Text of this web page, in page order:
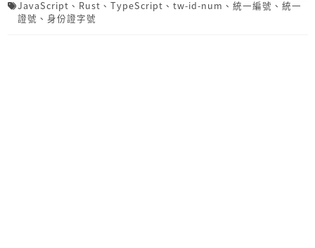
JavaScript 、 Rust 、 TypeScript 、 tw-id-num 、 統一編號 、 統一
證號 、 身份證字號